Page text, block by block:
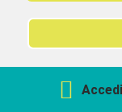
Accedi